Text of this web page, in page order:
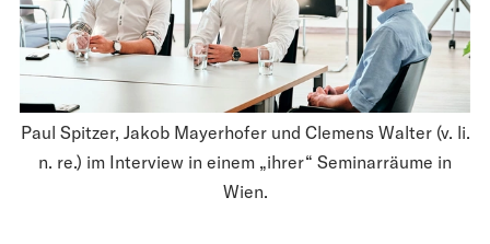
Paul Spitzer, Jakob Mayerhofer und Clemens Walter (v. li.
n. re.) im Interview in einem „ihrer“ Seminarräume in
Wien.